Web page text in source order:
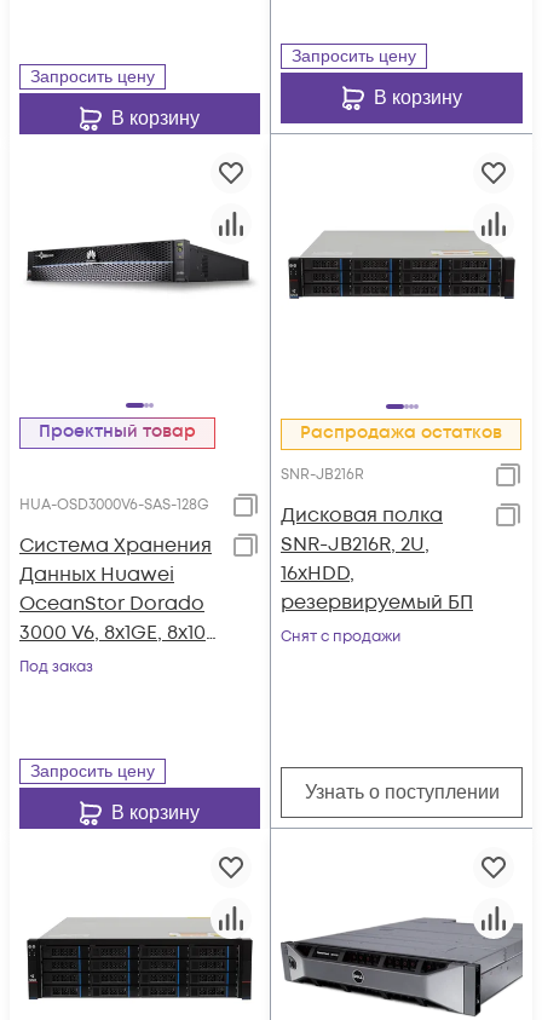
Запросить цену
В корзину
Запросить цену
В корзину
Проектный товар
HUA-OSD3000V6-SAS-128G
Система Хранения
Данных Huawei
OceanStor Dorado
3000 V6, 8x1GE, 8x10G
SFP+, 4xSAS12G Ext.,
Под заказ
Запросить цену
В корзину
Распродажа остатков
SNR-JB216R
Дисковая полка
SNR-JB216R, 2U,
16xHDD,
резервируемый БП
Снят с продажи
Узнать о поступлении